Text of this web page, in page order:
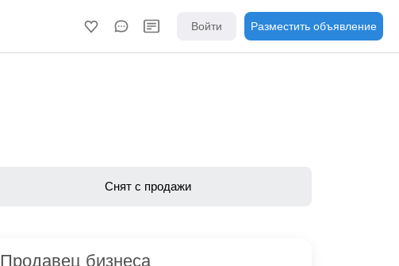
Войти Разместить объявление
Снят с продажи
Продавец бизнеса